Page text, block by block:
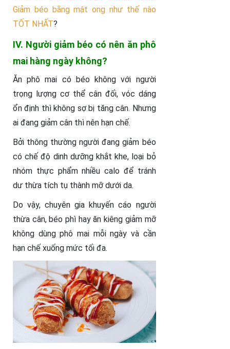
Giảm béo bằng mật ong như thế nào
TỐT NHẤT?
IV. Người giảm béo có nên ăn phô
mai hàng ngày không?
Ăn phô mai có béo không với người
trọng lượng cơ thể cân đối, vóc dáng
ổn định thì không sợ bị tăng cân. Nhưng
ai đang giảm cân thì nên hạn chế.
Bởi thông thường người đang giảm béo
có chế độ dinh dưỡng khắt khe, loại bỏ
nhóm thực phẩm nhiều calo để tránh
dư thừa tích tụ thành mỡ dưới da.
Do vậy, chuyên gia khuyến cáo người
thừa cân, béo phì hay ăn kiêng giảm mỡ
không dùng phô mai mỗi ngày và cần
hạn chế xuống mức tối đa.